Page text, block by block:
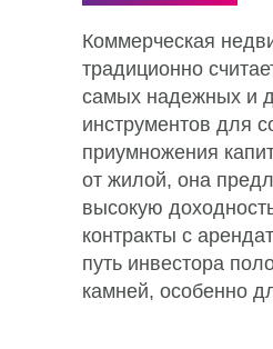
Коммерческая
традиционно
самых надежных и
инструментов для
приумножения
от жилой, она
высокую
контракты с
путь инвестора
камней, особенно